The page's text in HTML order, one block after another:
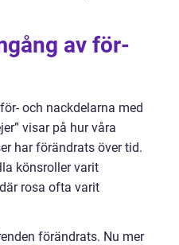
av för-
och nackdelarna med
visar på hur våra
har förändrats över tid.
könsroller varit
rosa ofta varit
förändrats. Nu mer